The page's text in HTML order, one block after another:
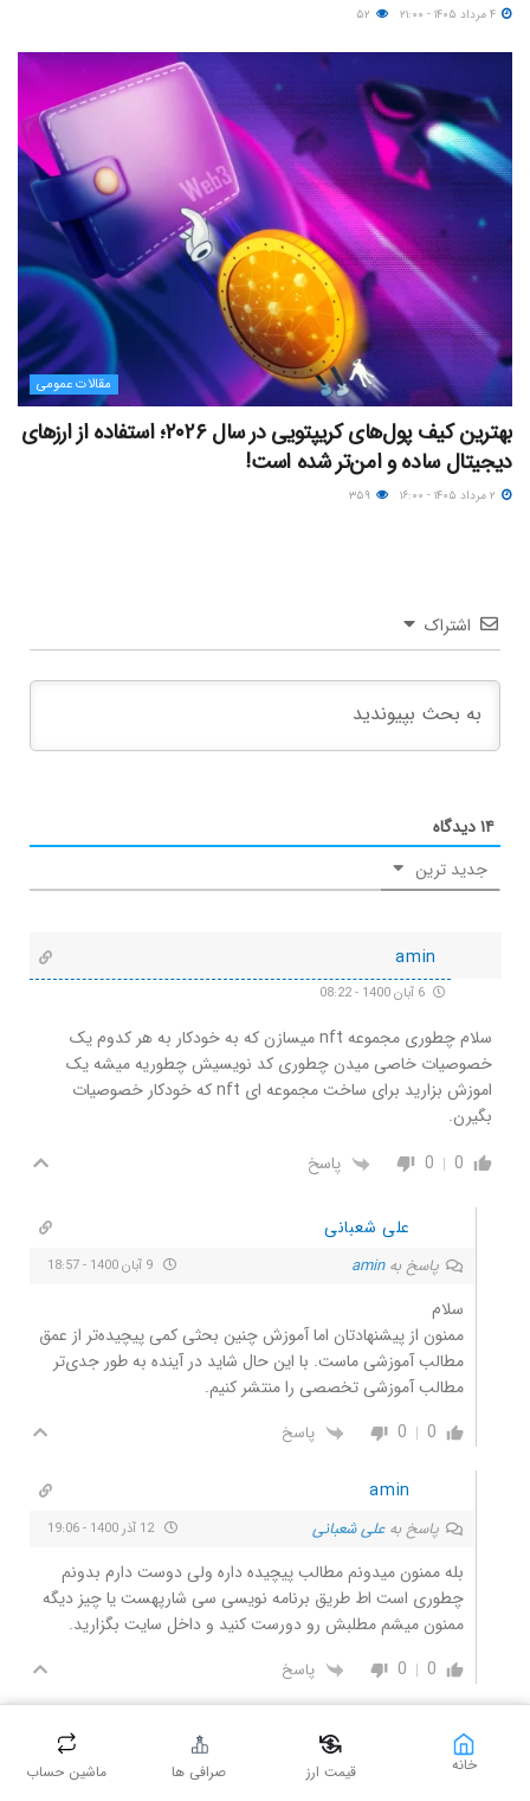
مقالات عمومی
بهترین کیف پول‌های کریپتویی در سال ۲۰۲۶؛ استفاده از ارزهای
دیجیتال ساده و امن‌تر شده است!
اشتراک
۱۴دیدگاه
جدید ترین
amin
سلام چطوری مجموعه nft میسازن که به خودکار به هر کدوم یک
خصوصیات خاصی میدن چطوری کد نویسیش چطوریه میشه یک
اموزش بزارید برای ساخت مجموعه ای nft که خودکار خصوصیات
بگیرن.
0
0 پاسخ
علی شعبانی
پاسخ بهamin
سلام
ممنون از پیشنهادتان اما آموزش چنین بحثی کمی پیچیده‌تر از عمق
مطالب آموزشی ماست. با این حال شاید در آینده به طور جدی‌تر
مطالب آموزشی تخصصی را منتشر کنیم.
0
0 پاسخ
amin
پاسخ بهعلی شعبانی 12 آذر 1400 - 19:06
بله ممنون میدونم مطالب پیچیده داره ولی دوست دارم بدونم
چطوری است اط طریق برنامه نویسی سی شارپهست یا چیز دیگه
ممنون میشم مطلبش رو دورست کنید و داخل سایت بگزارید.
0
0 پاسخ
amin خانه قیمت ارز صرافی ها ماشین حساب